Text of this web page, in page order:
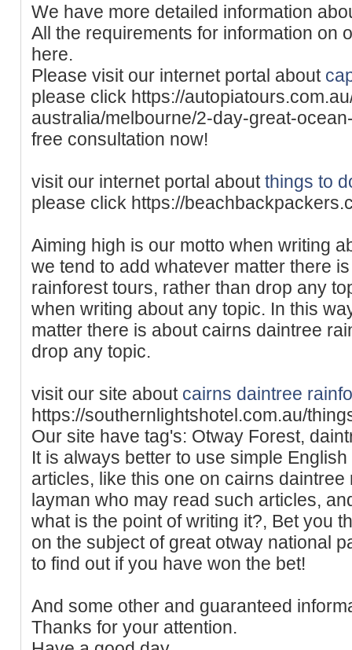
We have more detailed information
All the requirements for information on
here.
Please visit our internet portal about
please click https://
australia/melbourne/2-day-great-
free consultation now!
visit our internet portal aboutthings to
please click https://
Aiming high is our motto when writing
we tend to add whatever matter there
rainforest tours, rather than drop any
when writing about any topic. In this
matter there is about cairns daintree
drop any topic.
visit our site about cairns daintree
https://southernlightshotel.com.au/
Our site have tag's: Otway Forest,
It is always better to use simple
articles, like this one on cairns
layman who may read such articles,
what is the point of writing it?, Bet you
on the subject of great otway national
to find out if you have won the bet!
And some other and guaranteed
Thanks for your attention.